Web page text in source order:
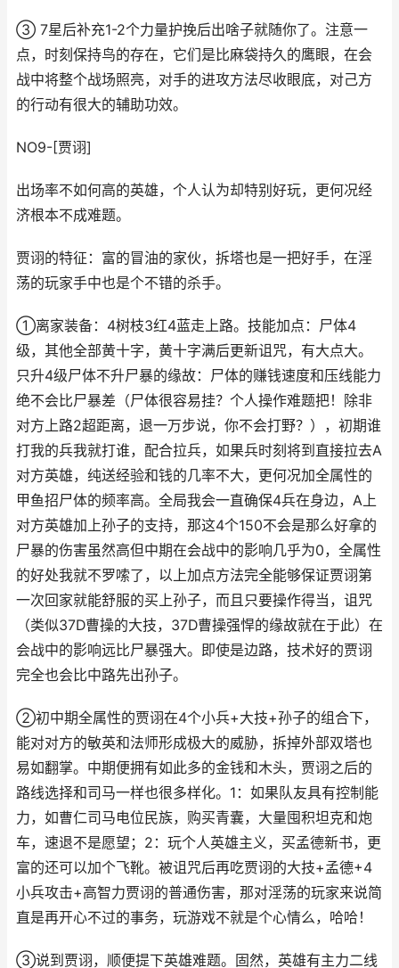
③ 7星后补充1-2个力量护挽后出啥子就随你了。注意一
点，时刻保持鸟的存在，它们是比麻袋持久的鹰眼，在会
战中将整个战场照亮，对手的进攻方法尽收眼底，对己方
的行动有很大的辅助功效。
NO9-[贾诩]
出场率不如何高的英雄，个人认为却特别好玩，更何况经
济根本不成难题。
贾诩的特征：富的冒油的家伙，拆塔也是一把好手，在淫
荡的玩家手中也是个不错的杀手。
①离家装备：4树枝3红4蓝走上路。技能加点：尸体4
级，其他全部黄十字，黄十字满后更新诅咒，有大点大。
只升4级尸体不升尸暴的缘故：尸体的赚钱速度和压线能力
绝不会比尸暴差（尸体很容易挂？个人操作难题把！除非
对方上路2超距离，退一万步说，你不会打野？），初期谁
打我的兵我就打谁，配合拉兵，如果兵时刻将到直接拉去A
对方英雄，纯送经验和钱的几率不大，更何况加全属性的
甲鱼招尸体的频率高。全局我会一直确保4兵在身边，A上
对方英雄加上孙子的支持，那这4个150不会是那么好拿的
尸暴的伤害虽然高但中期在会战中的影响几乎为0，全属性
的好处我就不罗嗦了，以上加点方法完全能够保证贾诩第
一次回家就能舒服的买上孙子，而且只要操作得当，诅咒
（类似37D曹操的大技，37D曹操强悍的缘故就在于此）在
会战中的影响远比尸暴强大。即使是边路，技术好的贾诩
完全也会比中路先出孙子。
②初中期全属性的贾诩在4个小兵+大技+孙子的组合下，
能对对方的敏英和法师形成极大的威胁，拆掉外部双塔也
易如翻掌。中期便拥有如此多的金钱和木头，贾诩之后的
路线选择和司马一样也很多样化。1：如果队友具有控制能
力，如曹仁司马电位民族，购买青囊，大量囤积坦克和炮
车，速退不是愿望；2：玩个人英雄主义，买孟德新书，更
富的还可以加个飞靴。被诅咒后再吃贾诩的大技+孟德+4
小兵攻击+高智力贾诩的普通伤害，那对淫荡的玩家来说简
直是再开心不过的事务，玩游戏不就是个心情么，哈哈！
③说到贾诩，顺便提下英雄难题。固然，英雄有主力二线